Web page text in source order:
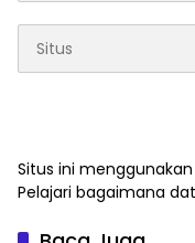
Situs ini
Pelajari bagaimana